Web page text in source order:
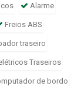
Alarme
Freios ABS
traseiro
Traseiros
de bordo